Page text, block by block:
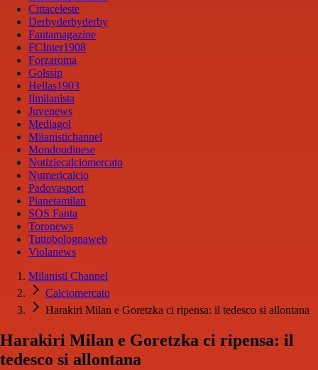
Cittaceleste
Derbyderbyderby
Fantamagazine
FCInter1908
Forzaroma
Golssip
Hellas1903
Ilmilanista
Juvenews
Mediagol
Milanistichannel
Mondoudinese
Notiziecalciomercato
Numericalcio
Padovasport
Pianetamilan
SOS Fanta
Toronews
Tuttobolognaweb
Violanews
Milanisti Channel
Calciomercato
Harakiri Milan e Goretzka ci ripensa: il tedesco si allontana
Harakiri Milan e Goretzka ci ripensa: il
tedesco si allontana